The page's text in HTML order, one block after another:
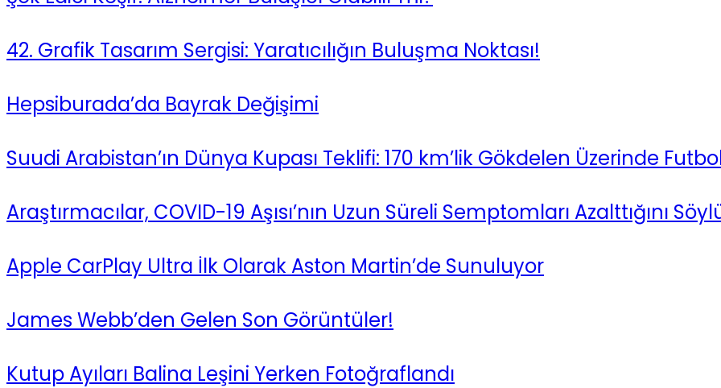
42. Grafik Tasarım Sergisi: Yaratıcılığın Buluşma Noktası!
Hepsiburada’da Bayrak Değişimi
Suudi Arabistan’ın Dünya Kupası Teklifi: 170 km’lik Gökdelen Üzerinde
Araştırmacılar, COVID-19 Aşısı’nın Uzun Süreli Semptomları Azalttığını
Apple CarPlay Ultra İlk Olarak Aston Martin’de Sunuluyor
James Webb’den Gelen Son Görüntüler!
Kutup Ayıları Balina Leşini Yerken Fotoğraflandı